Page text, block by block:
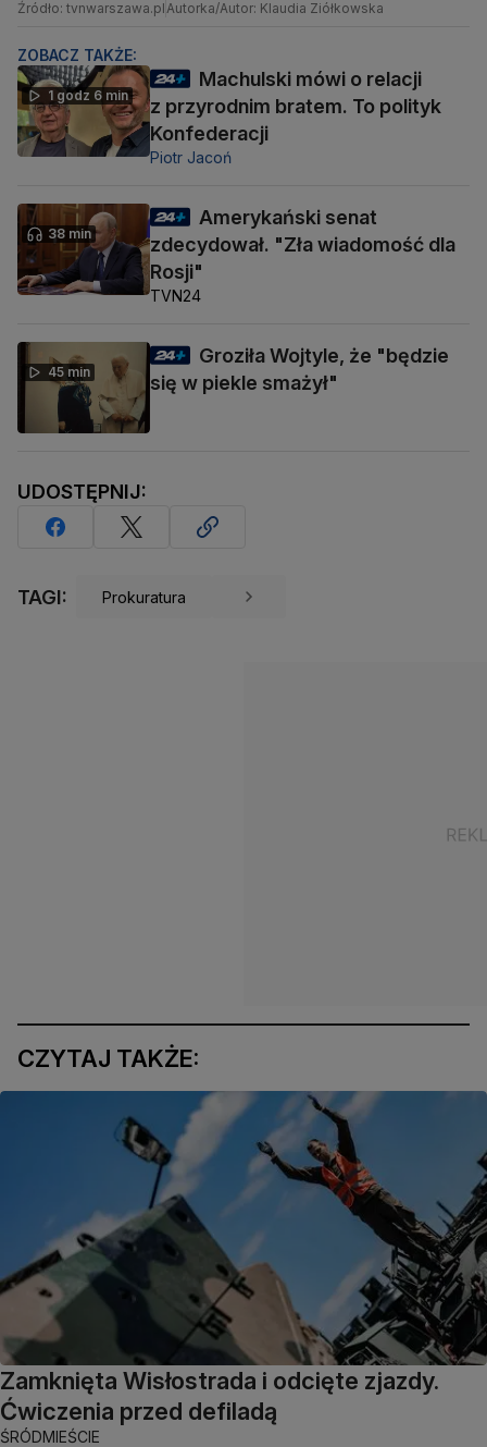
Źródło: tvnwarszawa.plAutorka/Autor: Klaudia Ziółkowska
ZOBACZ TAKŻE:
1 godz 6 min
Machulski mówi o relacji
z przyrodnim bratem. To polityk
Konfederacji
Piotr Jacoń
38 min
Amerykański senat
zdecydował. "Zła wiadomość dla
Rosji"
TVN24
45 min
Groziła Wojtyle, że "będzie
się w piekle smażył"
UDOSTĘPNIJ:
TAGI: Prokuratura
CZYTAJ TAKŻE:
Zamknięta Wisłostrada i odcięte zjazdy.
Ćwiczenia przed defiladą
ŚRÓDMIEŚCIE